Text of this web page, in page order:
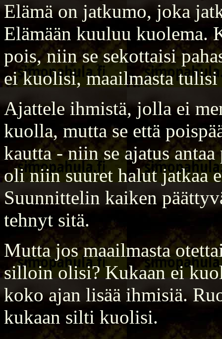
Elämä on jatkumo, joka
Elämään kuuluu kuolema.
pois, niin se sekottaisi
ei kuolisi, maailmasta
Ajattele ihmistä, jolla ei
kuolla, mutta se että
kautta - niin se ajatus
oli niin suuret halut jatkaa
Suunnittelin kaiken
tehnyt sitä.
Mutta jos maailmasta
silloin olisi? Kukaan ei
koko ajan lisää ihmisiä.
kukaan silti kuolisi.